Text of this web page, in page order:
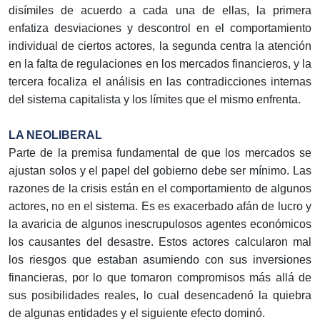
disímiles de acuerdo a cada una de ellas, la primera
enfatiza desviaciones y descontrol en el comportamiento
individual de ciertos actores, la segunda centra la atención
en la falta de regulaciones en los mercados financieros, y la
tercera focaliza el análisis en las contradicciones internas
del sistema capitalista y los límites que el mismo enfrenta.
LA NEOLIBERAL
Parte de la premisa fundamental de que los mercados se
ajustan solos y el papel del gobierno debe ser mínimo. Las
razones de la crisis están en el comportamiento de algunos
actores, no en el sistema. Es es exacerbado afán de lucro y
la avaricia de algunos inescrupulosos agentes económicos
los causantes del desastre. Estos actores calcularon mal
los riesgos que estaban asumiendo con sus inversiones
financieras, por lo que tomaron compromisos más allá de
sus posibilidades reales, lo cual desencadenó la quiebra
de algunas entidades y el siguiente efecto dominó.